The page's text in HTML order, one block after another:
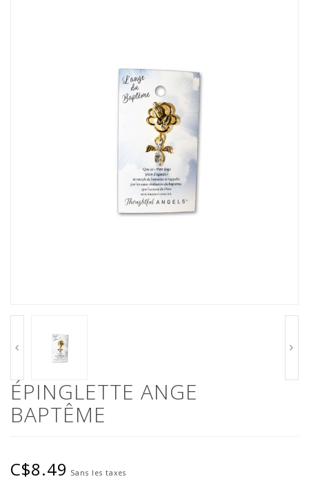
ÉPINGLETTE ANGE
BAPTÊME
C$8.49 Sans les taxes